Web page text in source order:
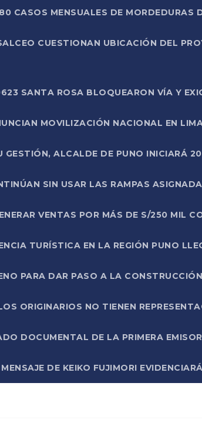
CASOS MENSUALES DE MORDEDURAS
CUESTIONAN UBICACIÓN DEL
SANTA ROSA BLOQUEARON VÍA Y
MOVILIZACIÓN NACIONAL EN
GESTIÓN, ALCALDE DE PUNO INICIARÁ
SIN USAR LAS RAMPAS
VENTAS POR MÁS DE S/250 MIL
TURÍSTICA EN LA REGIÓN PUNO
PARA DAR PASO A LA
ORIGINARIOS NO TIENEN
DOCUMENTAL DE LA PRIMERA
DE KEIKO FUJIMORI